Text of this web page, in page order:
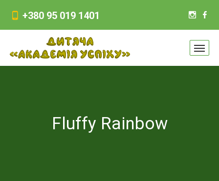
+380 95 019 1401
Fluffy Rainbow